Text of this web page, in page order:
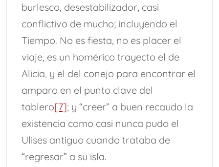
burlesco, desestabilizador, casi
conflictivo de mucho; incluyendo el
Tiempo. No es fiesta, no es placer el
viaje, es un homérico trayecto el de
Alicia, y el del conejo para encontrar el
amparo en el punto clave del
tablero[7]; y “creer” a buen recaudo la
existencia como casi nunca pudo el
Ulises antiguo cuando trataba de
“regresar” a su isla.